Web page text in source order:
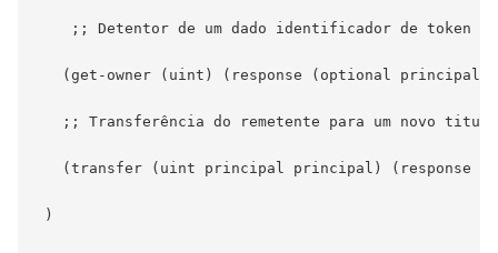
    ;; Detentor de um dado identificador de token
(get-owner (uint) (response (optional principal)
;; Transferência do remetente para um novo
(transfer (uint principal principal) (response
)